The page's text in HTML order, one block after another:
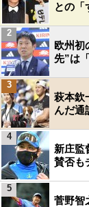
との「
欧州初
先”は
2
萩本欽
んだ通
3
新庄監
賛否も
4
菅野智
5